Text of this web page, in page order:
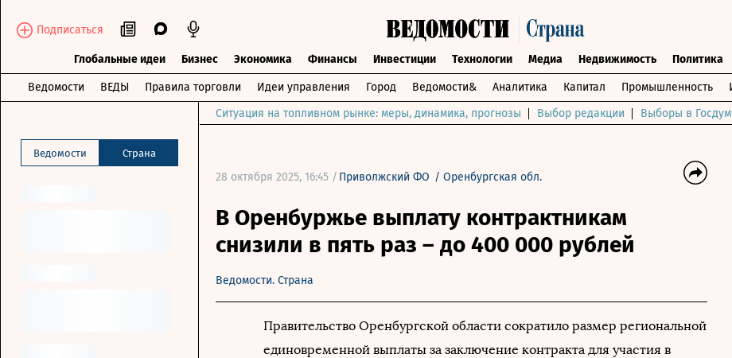
Подписаться
Глобальные идеи Бизнес Экономика Финансы Инвестиции Технологии Медиа Недвижимость Политика
Ведомости ВЕДЫ Правила торговли Идеи управления Город Ведомости& Аналитика Капитал Промышленность
Ведомости Страна
Ситуация на топливном рынке: меры, динамика, прогнозы Выбор редакции Выборы в
28 октября 2025, 16:45 / Приволжский ФО / Оренбургская обл.
В Оренбуржье выплату контрактникам
снизили в пять раз – до 400 000 рублей
Ведомости. Страна
Правительство Оренбургской области сократило размер региональной
единовременной выплаты за заключение контракта для участия в